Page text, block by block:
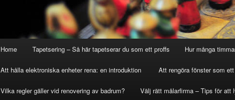
Home Tapetsering – Så här tapetserar du som ett proffs Hur många
Att hålla elektroniska enheter rena: en introduktion Att rengöra fönster som
Vilka regler gäller vid renovering av badrum? Välj rätt målarfirma – Tips för att